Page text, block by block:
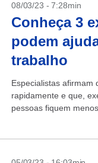
08/03/23 - 7:28min
Conheça 3
podem
trabalho
Especialistas afirmam
rapidamente e que,
pessoas fiquem